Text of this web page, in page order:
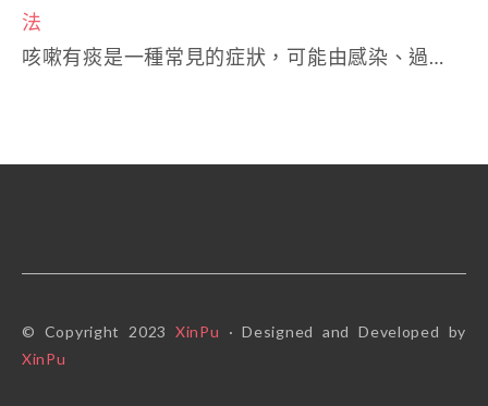
法
咳嗽有痰是一種常見的症狀，可能由感染、過…
© Copyright 2023XinPu · Designed and Developed by
XinPu